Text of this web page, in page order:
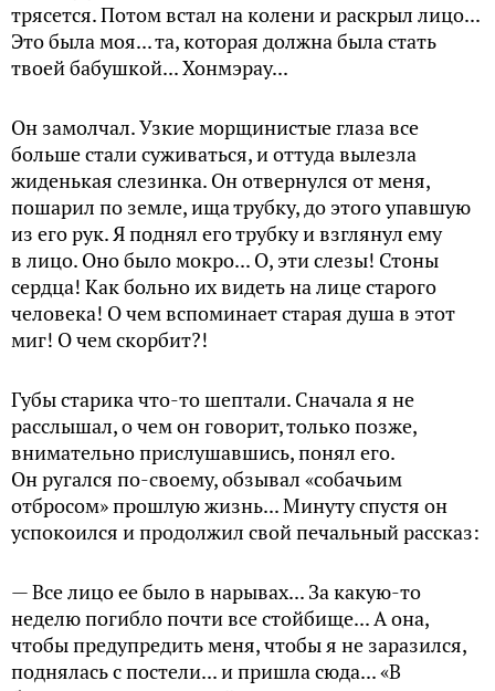
трясется. Потом встал на колени и раскрыл лицо...
Это была моя... та, которая должна была стать
твоей бабушкой... Хонмэрау...
Он замолчал. Узкие морщинистые глаза все
больше стали суживаться, и оттуда вылезла
жиденькая слезинка. Он отвернулся от меня,
пошарил по земле, ища трубку, до этого упавшую
из его рук. Я поднял его трубку и взглянул ему
в лицо. Оно было мокро... О, эти слезы! Стоны
сердца! Как больно их видеть на лице старого
человека! О чем вспоминает старая душа в этот
миг! О чем скорбит?!
Губы старика что-то шептали. Сначала я не
расслышал, о чем он говорит, только позже,
внимательно прислушавшись, понял его.
Он ругался по-своему, обзывал «собачьим
отбросом» прошлую жизнь... Минуту спустя он
успокоился и продолжил свой печальный рассказ:
— Все лицо ее было в нарывах... За какую-то
неделю погибло почти все стойбище... А она,
чтобы предупредить меня, чтобы я не заразился,
поднялась с постели... и пришла сюда... «В